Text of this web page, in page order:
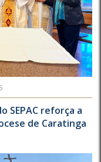
SEPAC reforça a
de Caratinga